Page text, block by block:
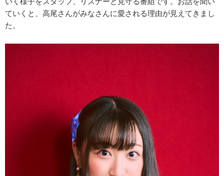
ていくと、高尾さんがみなさんに愛される理由が見えてきまし
た。